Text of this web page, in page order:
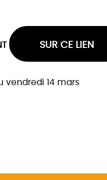
SUR CE LIEN
vendredi 14 mars